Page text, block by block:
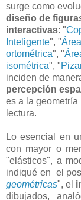
surge como
diseño de
interactivas: "
Inteligente", "
ortométrica", "
isométrica", "
inciden de
percepción
es a la
lectura.
Lo esencial en
con mayor o
"elásticos", a
indiqué en el
geométricas", e
dibujados,